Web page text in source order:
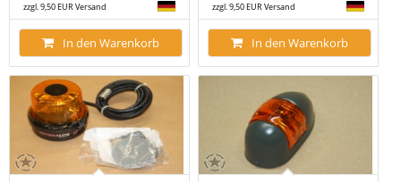
zzgl. 9,50 EUR Versand
In den Warenkorb
zzgl. 9,50 EUR Versand
In den Warenkorb